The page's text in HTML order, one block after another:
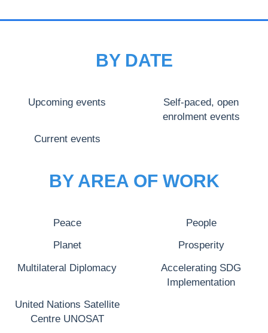
BY DATE
Upcoming events
Self-paced, open
enrolment events
Current events
BY AREA OF WORK
Peace People
Planet Prosperity
Multilateral Diplomacy
Accelerating SDG
Implementation
United Nations Satellite
Centre UNOSAT